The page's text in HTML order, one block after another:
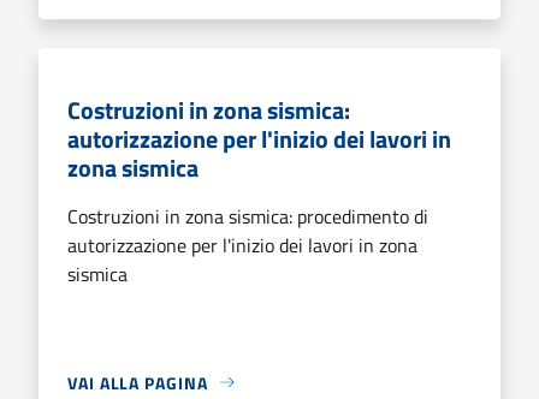
Costruzioni in zona sismica:
autorizzazione per l'inizio dei lavori in
zona sismica
Costruzioni in zona sismica: procedimento di
autorizzazione per l'inizio dei lavori in zona
sismica
VAI ALLA PAGINA